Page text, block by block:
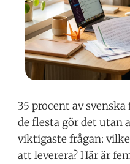
35 procent av
de flesta gör det utan
viktigaste frågan:
att leverera? Här är